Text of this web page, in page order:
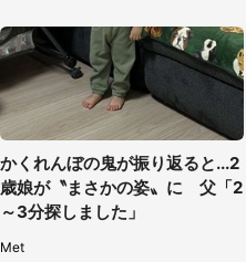
かくれんぼの鬼が振り返ると...2
歳娘が〝まさかの姿〟に 父「2
～3分探しました」
Met